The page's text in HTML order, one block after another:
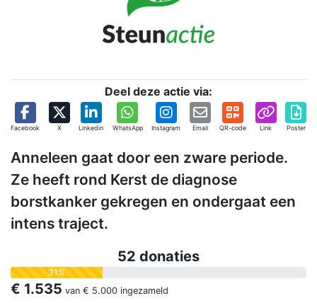
Deel deze actie via:
Facebook X Linkedin WhatsApp Instagram Email QR-code Link Poster
Anneleen gaat door een zware periode.
Ze heeft rond Kerst de diagnose
borstkanker gekregen en ondergaat een
intens traject.
52 donaties
31%
€ 1.535 van € 5.000 ingezameld